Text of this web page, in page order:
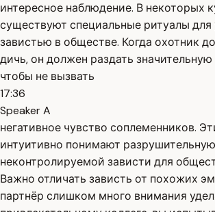
интересное наблюдение. В некоторых
существуют специальные ритуалы для
завистью в обществе. Когда охотник
дичь, он должен раздать
чтобы не вызвать
17:36
Speaker A
негативное чувство соплеменников.
интуитивно понимают
неконтролируемой зависти для
Важно отличать зависть от похожих
партнёр слишком много внимания